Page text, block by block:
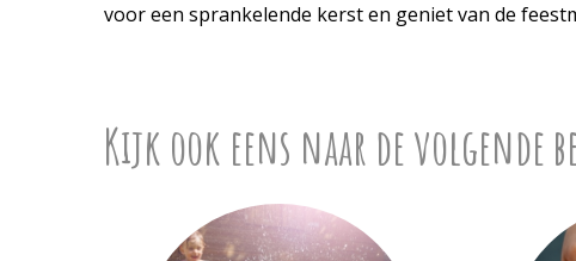
voor een sprankelende kerst en geniet van de
Kijk ook eens naar de volgende